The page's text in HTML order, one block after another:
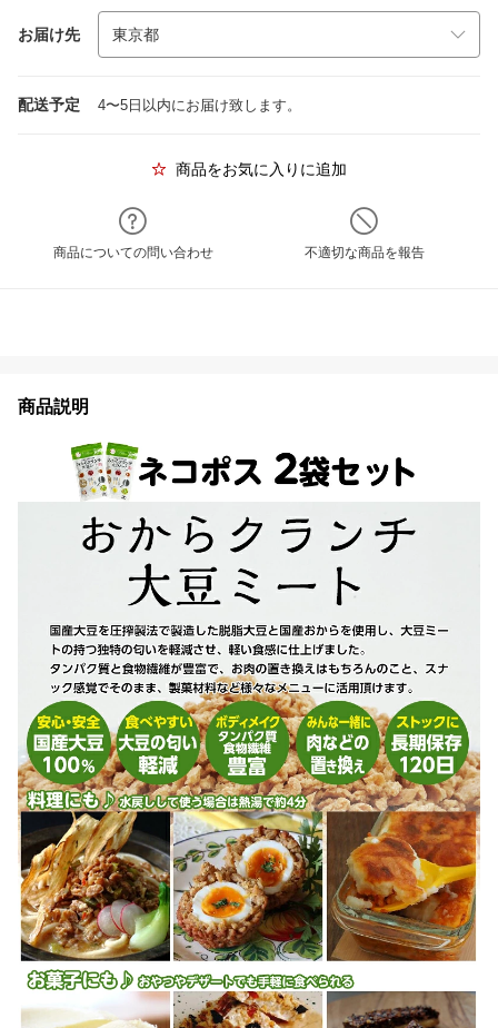
お届け先
配送予定 4〜5日以内にお届け致します。
商品をお気に入りに追加
商品についての問い合わせ 不適切な商品を報告
商品説明